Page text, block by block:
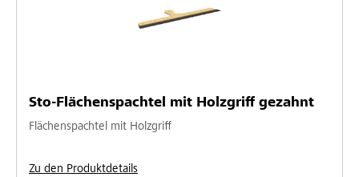
Sto-Flächenspachtel mit Holzgriff gezahnt
Flächenspachtel mit Holzgriff
Zu den Produktdetails